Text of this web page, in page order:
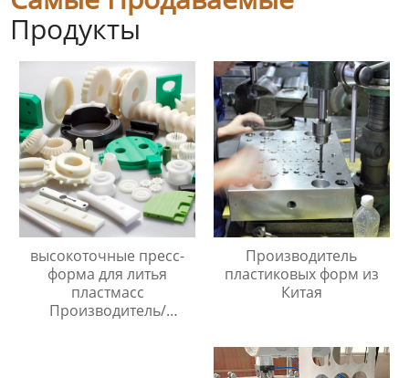
Продукты
высокоточные пресс-
форма для литья
пластмасс
Производитель/
Производитель
пластиковых форм из
Китая